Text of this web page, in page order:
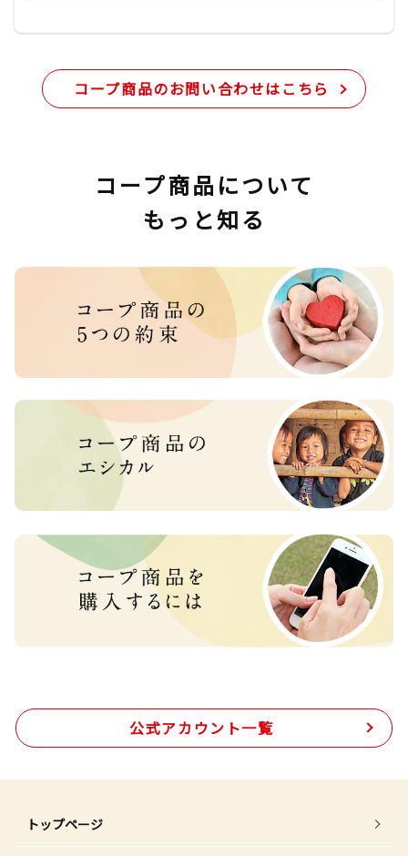
コープ商品のお問い合わせはこちら
コープ商品について
もっと知る
公式アカウント一覧
トップページ